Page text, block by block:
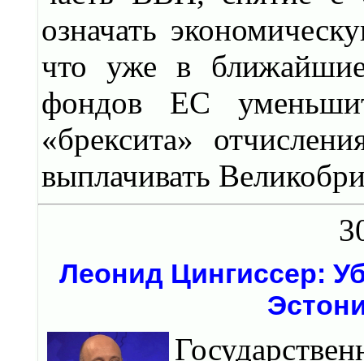
означать
что уже в
фондов ЕС
«брексита»
выплачивать
Леонид Цингиссер: